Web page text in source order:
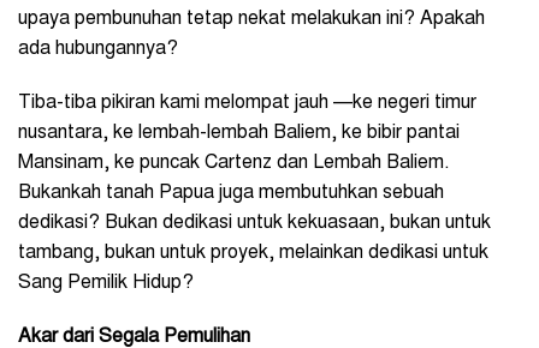
upaya pembunuhan tetap nekat melakukan ini? Apakah
ada hubungannya?
Tiba-tiba pikiran kami melompat jauh —ke negeri timur
nusantara, ke lembah-lembah Baliem, ke bibir pantai
Mansinam, ke puncak Cartenz dan Lembah Baliem.
Bukankah tanah Papua juga membutuhkan sebuah
dedikasi? Bukan dedikasi untuk kekuasaan, bukan untuk
tambang, bukan untuk proyek, melainkan dedikasi untuk
Sang Pemilik Hidup?
Akar dari Segala Pemulihan